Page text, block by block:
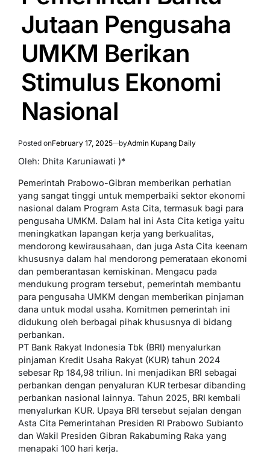
Jutaan Pengusaha
UMKM Berikan
Stimulus Ekonomi
Nasional
Posted onFebruary 17, 2025 byAdmin Kupang Daily
Oleh: Dhita Karuniawati )*
Pemerintah Prabowo-Gibran memberikan perhatian
yang sangat tinggi untuk memperbaiki sektor ekonomi
nasional dalam Program Asta Cita, termasuk bagi para
pengusaha UMKM. Dalam hal ini Asta Cita ketiga yaitu
meningkatkan lapangan kerja yang berkualitas,
mendorong kewirausahaan, dan juga Asta Cita keenam
khususnya dalam hal mendorong pemerataan ekonomi
dan pemberantasan kemiskinan. Mengacu pada
mendukung program tersebut, pemerintah membantu
para pengusaha UMKM dengan memberikan pinjaman
dana untuk modal usaha. Komitmen pemerintah ini
didukung oleh berbagai pihak khususnya di bidang
perbankan.
PT Bank Rakyat Indonesia Tbk (BRI) menyalurkan
pinjaman Kredit Usaha Rakyat (KUR) tahun 2024
sebesar Rp 184,98 triliun. Ini menjadikan BRI sebagai
perbankan dengan penyaluran KUR terbesar dibanding
perbankan nasional lainnya. Tahun 2025, BRI kembali
menyalurkan KUR. Upaya BRI tersebut sejalan dengan
Asta Cita Pemerintahan Presiden RI Prabowo Subianto
dan Wakil Presiden Gibran Rakabuming Raka yang
menapaki 100 hari kerja.